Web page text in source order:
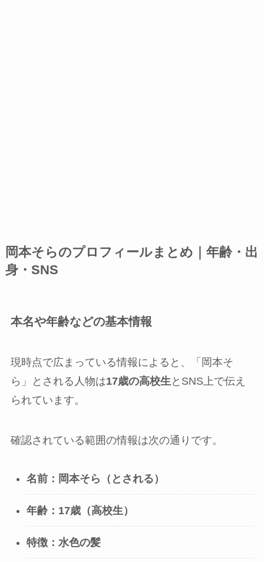
岡本そらのプロフィールまとめ｜年齢・出
身・SNS
本名や年齢などの基本情報
現時点で広まっている情報によると、「岡本そ
ら」とされる人物は17歳の高校生とSNS上で伝え
られています。
確認されている範囲の情報は次の通りです。
名前：岡本そら（とされる）
年齢：17歳（高校生）
特徴：水色の髪